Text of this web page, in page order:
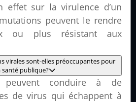
effet sur la virulence d’un
peuvent le rendre
ou plus résistant aux
virales sont-elles préoccupantes pour
santé publique?
peuvent conduire à de
de virus qui échappent à